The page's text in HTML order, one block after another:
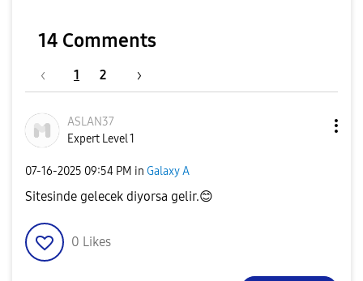
14 Comments
1 2
ASLAN37
Expert Level 1
‎07-16-2025 09:54 PM in Galaxy A
Sitesinde gelecek diyorsa gelir.😊
0 Likes